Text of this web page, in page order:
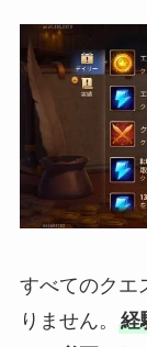
すべてのクエ
りません。 経